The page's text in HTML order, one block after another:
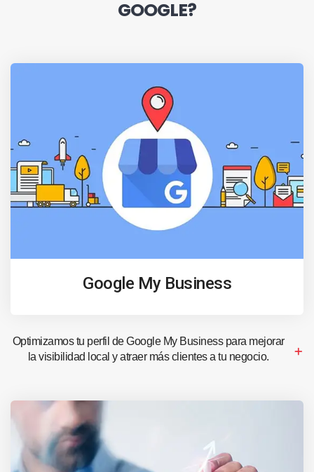
GOOGLE?
Google My Business
Optimizamos tu perfil de Google My Business para mejorar
la visibilidad local y atraer más clientes a tu negocio.